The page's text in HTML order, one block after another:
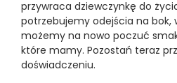
przywraca dziewczynkę do
potrzebujemy odejścia na bok,
możemy na nowo poczuć
które mamy. Pozostań teraz
doświadczeniu.